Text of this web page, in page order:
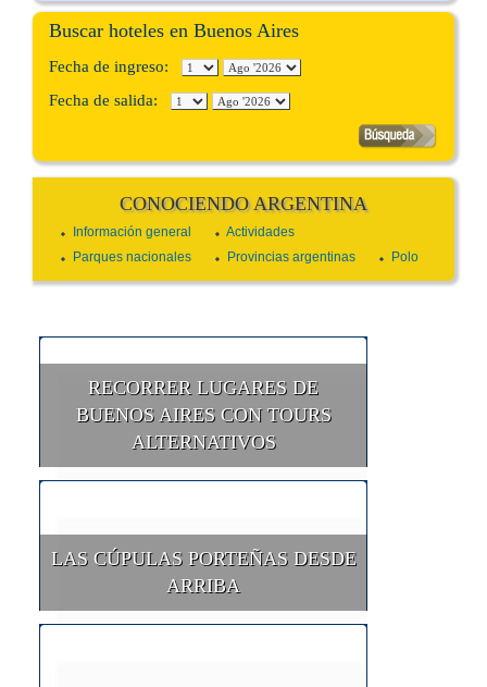
Buscar hoteles en Buenos Aires
Fecha de ingreso:
Fecha de salida:
CONOCIENDO ARGENTINA
Información general
Actividades
Parques nacionales
Provincias argentinas Polo
RECORRER LUGARES DE
BUENOS AIRES CON TOURS
ALTERNATIVOS
LAS CÚPULAS PORTEÑAS DESDE
ARRIBA